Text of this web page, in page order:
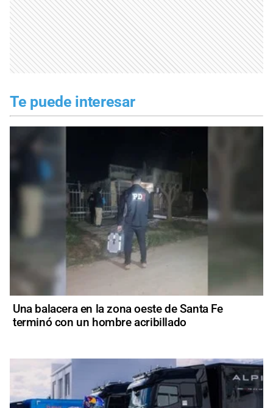
Te puede interesar
Una balacera en la zona oeste de Santa Fe
terminó con un hombre acribillado